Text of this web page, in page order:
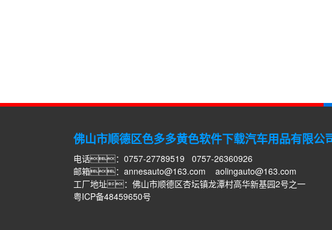
佛山市顺德区色多多黄色软件下载汽车用品有限公
电话：0757-27789519 0757-26360926
邮箱： annesauto@163.com
aolingauto@163.com
工厂地址：佛山市顺德区杏坛镇龙潭村高华新基园2号之一
粤ICP备48459650号